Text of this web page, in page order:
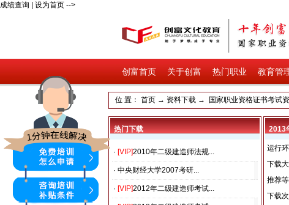
成绩查询 设为首页 -->
创富首页 关于创富 热门职业 教育管
位 置： 首页→ 资料下载→ 国家职业资格证书考试
热门下载
· [VIP]2010年二级建造师法规...
· 中央财经大学2007考研...
· [VIP]2012年二级建造师考试...
2013
运行环
下载大
推荐等
下载次